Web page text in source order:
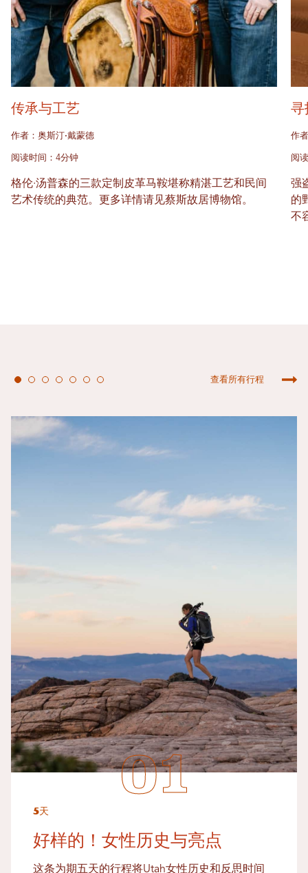
传承与工艺
作者：奥斯汀·戴蒙德
阅读时间：4分钟
格伦·汤普森的三款定制皮革马鞍堪称精湛工艺和民间
艺术传统的典范。更多详情请见蔡斯故居博物馆。
寻
作
阅
强
的
不
查看所有行程
5天
好样的！女性历史与亮点
这条为期五天的行程将Utah女性历史和反思时间